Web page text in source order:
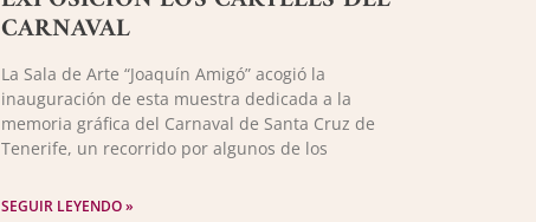
CARNAVAL
La Sala de Arte “Joaquín Amigó” acogió la
inauguración de esta muestra dedicada a la
memoria gráfica del Carnaval de Santa Cruz de
Tenerife, un recorrido por algunos de los
SEGUIR LEYENDO »